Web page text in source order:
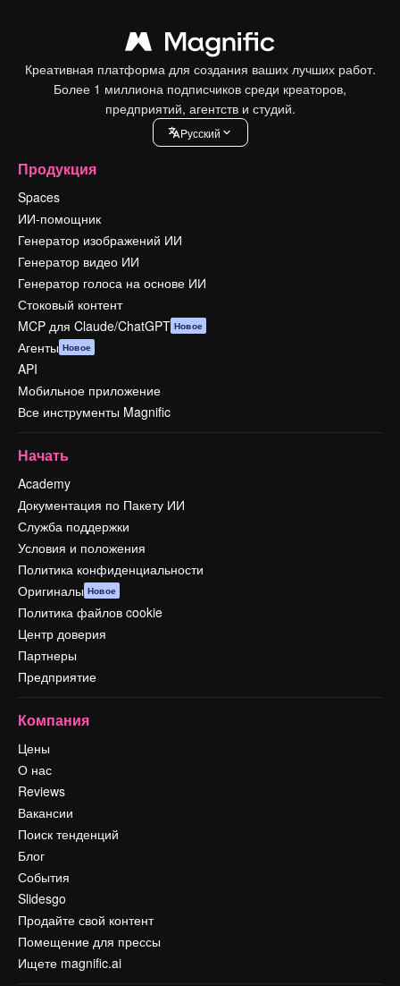
Креативная платформа для создания ваших лучших работ.
Более 1 миллиона подписчиков среди креаторов,
предприятий, агентств и студий.
Pусский
Продукция
Spaces
ИИ-помощник
Генератор изображений ИИ
Генератор видео ИИ
Генератор голоса на основе ИИ
Стоковый контент
MCP для Claude/ChatGPT Новое
Агенты Новое
API
Мобильное приложение
Все инструменты Magnific
Начать
Academy
Документация по Пакету ИИ
Служба поддержки
Условия и положения
Политика конфиденциальности
Оригиналы Новое
Политика файлов cookie
Центр доверия
Партнеры
Предприятие
Компания
Цены
О нас
Reviews
Вакансии
Поиск тенденций
Блог
События
Slidesgo
Продайте свой контент
Помещение для прессы
Ищете magnific.ai